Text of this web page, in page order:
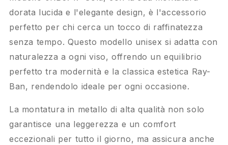
dorata lucida e l'elegante design, è l'accessorio
perfetto per chi cerca un tocco di raffinatezza
senza tempo. Questo modello unisex si adatta con
naturalezza a ogni viso, offrendo un equilibrio
perfetto tra modernità e la classica estetica Ray-
Ban, rendendolo ideale per ogni occasione.
La montatura in metallo di alta qualità non solo
garantisce una leggerezza e un comfort
eccezionali per tutto il giorno, ma assicura anche